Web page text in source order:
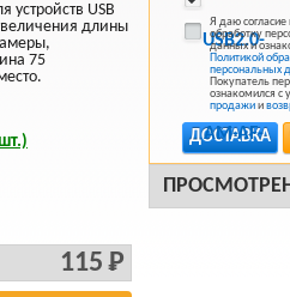
Я даю согласие
обработку
данных и
Политикой
персональных
Покупатель
ознакомился с
продажии
ДОСТАВКА
устройств USB
длины
75
115 Р